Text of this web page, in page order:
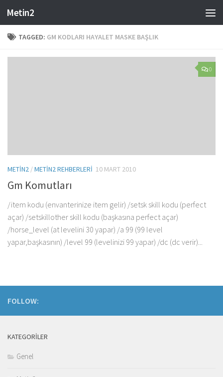
Skip to content
Metin2
TAGGED: GM KODLARI HAYALET MASKE BAŞLIK
0
METIN2 /METIN2 REHBERLERI 10 MART 2010
Gm Komutları
/item kodu (envanterinize item gelir) /setsk skill kodu (perfect
açar) /setskillother skill kodu (başkasına perfect açar)
/horse_level (at levelini 30 yapar) /a 99 (99 level
yapar,başkasının) /level 99 (levelinizi 99 yapar) /dc (dc verir)...
FOLLOW:
KATEGORILER
Genel